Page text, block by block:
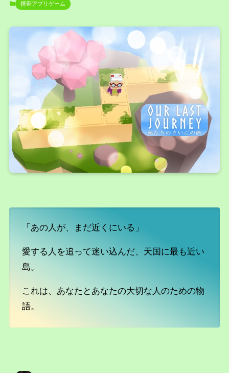
携帯アプリゲーム
「あの人が、まだ近くにいる」
愛する人を追って迷い込んだ、天国に最も近い
島。
これは、あなたとあなたの大切な人のための物
語。